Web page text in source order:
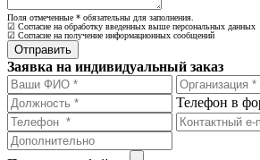
Поля отмеченные * обязательны для заполнения.
☑ Согласие на обработку введенных выше персональных данных
☑ Согласие на получение информационных сообщений
Заявка на индивидуальный заказ
Телефон в